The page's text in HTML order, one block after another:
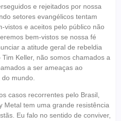
e rejeitados por nossa
setores evangélicos tentam
vistos e aceitos pelo público não
bem-vistos se nossa fé
a atitude geral de rebeldia
Keller, não somos chamados a
a ser ameaças ao
mundo.
casos recorrentes pelo Brasil,
Metal tem uma grande resistência
Eu falo no sentido de conviver,